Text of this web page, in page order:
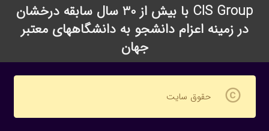
CIS Group با بیش از 30 سال سابقه درخشان
در زمینه اعزام دانشجو به دانشگاههای معتبر
جهان
copyright حقوق سایت